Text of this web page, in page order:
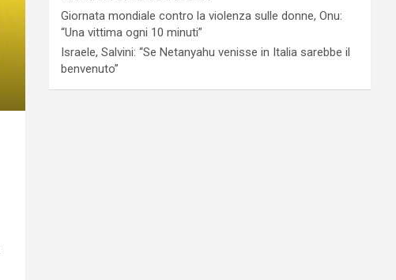
Giornata mondiale contro la violenza sulle donne, Onu:
“Una vittima ogni 10 minuti”
Israele, Salvini: “Se Netanyahu venisse in Italia sarebbe il
benvenuto”